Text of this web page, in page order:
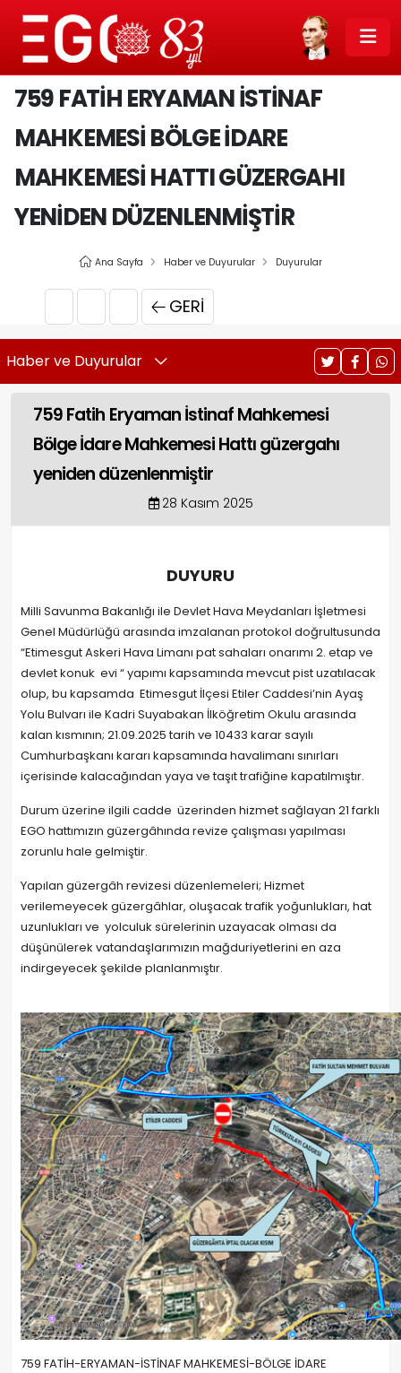
759 FATIH ERYAMAN İSTINAF
MAHKEMESI BÖLGE İDARE
MAHKEMESI HATTI GÜZERGAHI
YENIDEN DÜZENLENMIŞTIR
Ana Sayfa Haber ve Duyurular Duyurular
GERI
Haber ve Duyurular
759 Fatih Eryaman İstinaf Mahkemesi
Bölge İdare Mahkemesi Hattı güzergahı
yeniden düzenlenmiştir
28 Kasım 2025
DUYURU
Milli Savunma Bakanlığı ile Devlet Hava Meydanları İşletmesi
Genel Müdürlüğü arasında imzalanan protokol doğrultusunda
“Etimesgut Askeri Hava Limanı pat sahaları onarımı 2. etap ve
devlet konuk evi “ yapımı kapsamında mevcut pist uzatılacak
olup, bu kapsamda Etimesgut İlçesi Etiler Caddesi’nin Ayaş
Yolu Bulvarı ile Kadri Suyabakan İlköğretim Okulu arasında
kalan kısmının; 21.09.2025 tarih ve 10433 karar sayılı
Cumhurbaşkanı kararı kapsamında havalimanı sınırları
içerisinde kalacağından yaya ve taşıt trafiğine kapatılmıştır.
Durum üzerine ilgili cadde üzerinden hizmet sağlayan 21 farklı
EGO hattımızın güzergâhında revize çalışması yapılması
zorunlu hale gelmiştir.
Yapılan güzergâh revizesi düzenlemeleri; Hizmet
verilemeyecek güzergâhlar, oluşacak trafik yoğunlukları, hat
uzunlukları ve yolculuk sürelerinin uzayacak olması da
düşünülerek vatandaşlarımızın mağduriyetlerini en aza
indirgeyecek şekilde planlanmıştır.
759 FATİH-ERYAMAN-İSTİNAF MAHKEMESİ-BÖLGE İDARE